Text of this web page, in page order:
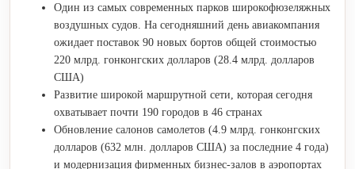
Один из самых современных парков широкофюзеляжных
воздушных судов. На сегодняшний день авиакомпания
ожидает поставок 90 новых бортов общей стоимостью
220 млрд. гонконгских долларов (28.4 млрд. долларов
США)
Развитие широкой маршрутной сети, которая сегодня
охватывает почти 190 городов в 46 странах
Обновление салонов самолетов (4.9 млрд. гонконгских
долларов (632 млн. долларов США) за последние 4 года)
и модернизация фирменных бизнес-залов в аэропортах